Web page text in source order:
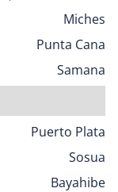
Miches
Punta Cana
Samana
Puerto Plata
Sosua
Bayahibe